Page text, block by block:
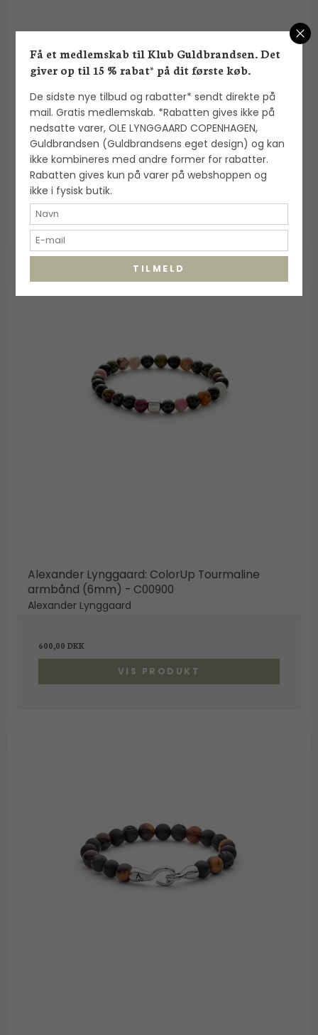
Alexander Lynggaard: ColorUp Lava Stone
armbånd (8mm) - C00240
Alexander Lynggaard
700,00 DKK
Alexander Lynggaard: ColorUp Tourmaline
armbånd (6mm) - C00900
Alexander Lynggaard
600,00 DKK
VIS PRODUKT
Få et medlemskab til Klub Guldbrandsen. Det
giver op til 15 % rabat* på dit første køb.
De sidste nye tilbud og rabatter* sendt direkte på
mail. Gratis medlemskab. *Rabatten gives ikke på
nedsatte varer, OLE LYNGGAARD COPENHAGEN,
Guldbrandsen (Guldbrandsens eget design) og kan
ikke kombineres med andre former for rabatter.
Rabatten gives kun på varer på webshoppen og
ikke i fysisk butik.
TILMELD